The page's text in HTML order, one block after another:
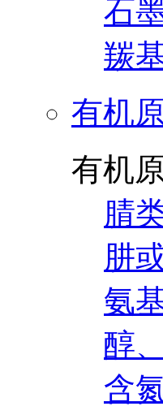
石
羰
有机
有机
腈
肼
氨
醇
含